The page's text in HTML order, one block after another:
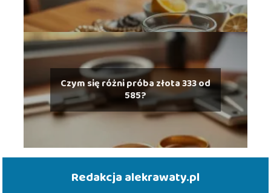
Czym się różni próba złota 333 od
585?
Redakcja alekrawaty.pl